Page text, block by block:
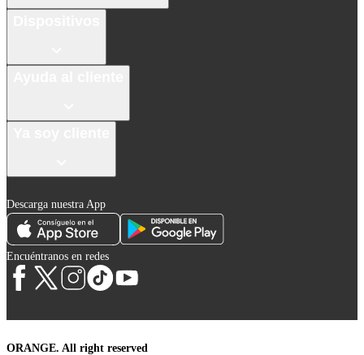
Descarga nuestra App
Encuéntranos en redes
ORANGE. All right reserved